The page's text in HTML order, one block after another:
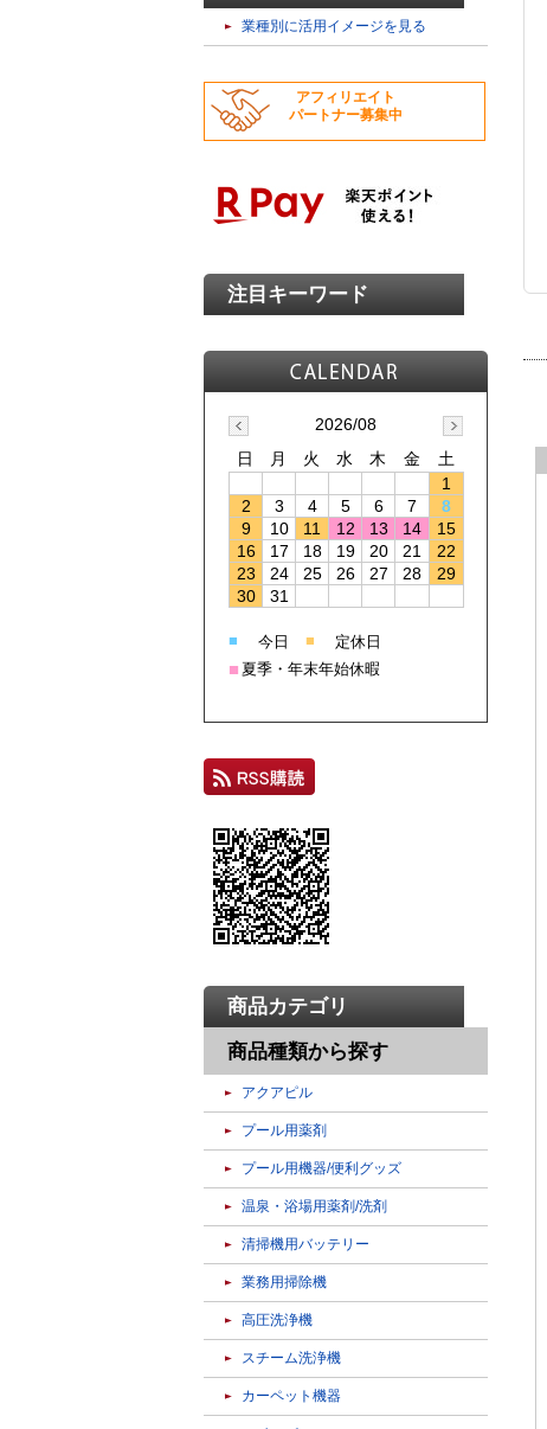
業種別に活用イメージを見る
アフィリエイト
パートナー募集中
注目キーワード
2026/08
日
月 火 水 木 金
土
1
2
3 4 5 6 7
8
9
10 11 12 13 14
15
16
17 18 19 20 21
22
23
24 25 26 27 28
29
30
31
■ 今日 ■ 定休日
■ 夏季・年末年始休暇
商品カテゴリ
商品種類から探す
アクアピル
プール用薬剤
プール用機器/便利グッズ
温泉・浴場用薬剤/洗剤
清掃機用バッテリー
業務用掃除機
高圧洗浄機
スチーム洗浄機
カーペット機器